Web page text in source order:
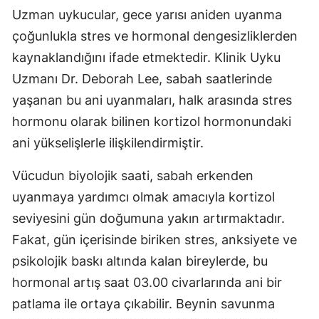
Uzman uykucular, gece yarısı aniden uyanma
çoğunlukla stres ve hormonal dengesizliklerden
kaynaklandığını ifade etmektedir. Klinik Uyku
Uzmanı Dr. Deborah Lee, sabah saatlerinde
yaşanan bu ani uyanmaları, halk arasında stres
hormonu olarak bilinen kortizol hormonundaki
ani yükselişlerle ilişkilendirmiştir.
Vücudun biyolojik saati, sabah erkenden
uyanmaya yardımcı olmak amacıyla kortizol
seviyesini gün doğumuna yakın artırmaktadır.
Fakat, gün içerisinde biriken stres, anksiyete ve
psikolojik baskı altında kalan bireylerde, bu
hormonal artış saat 03.00 civarlarında ani bir
patlama ile ortaya çıkabilir. Beynin savunma